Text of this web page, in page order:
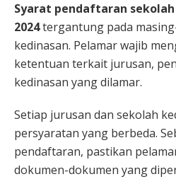
Syarat pendaftaran
2024tergantung pada
kedinasan. Pelamar wajib
ketentuan terkait jurusan,
kedinasan yang dilamar.
Setiap jurusan dan sekolah
persyaratan yang berbeda.
pendaftaran, pastikan
dokumen-dokumen yang